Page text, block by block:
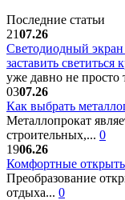
Последние статьи
2107.26
Светодиодный экран
заставить светиться
уже давно не просто
0307.26
Как выбрать
Металлопрокат
строительных,... 0
1906.26
Комфортные
Преобразование
отдыха... 0